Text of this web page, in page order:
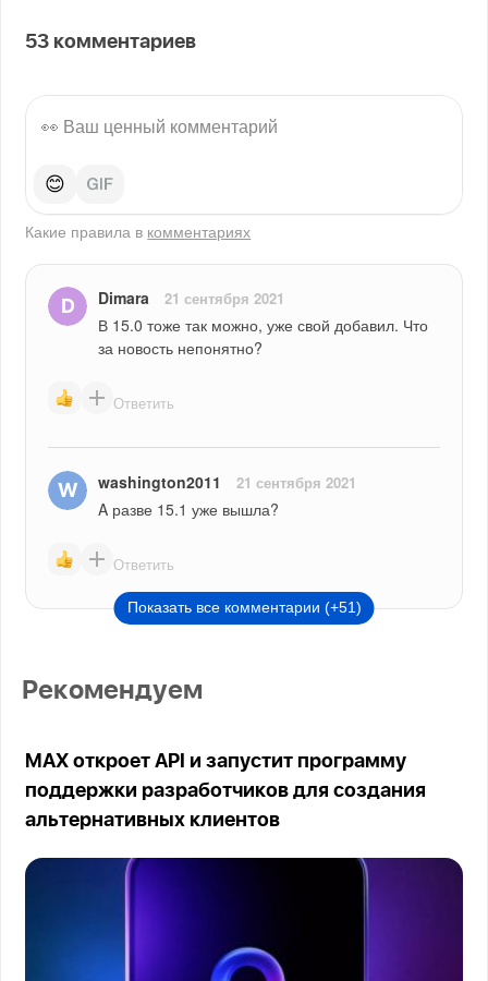
53 комментариев
😊
Какие правила в комментариях
Dimara 21 сентября 2021
В 15.0 тоже так можно, уже свой добавил. Что
за новость непонятно?
Ответить
washington2011 21 сентября 2021
A разве 15.1 уже вышла?
Ответить
Показать все комментарии (+51)
Рекомендуем
MAX откроет API и запустит программу
поддержки разработчиков для создания
альтернативных клиентов